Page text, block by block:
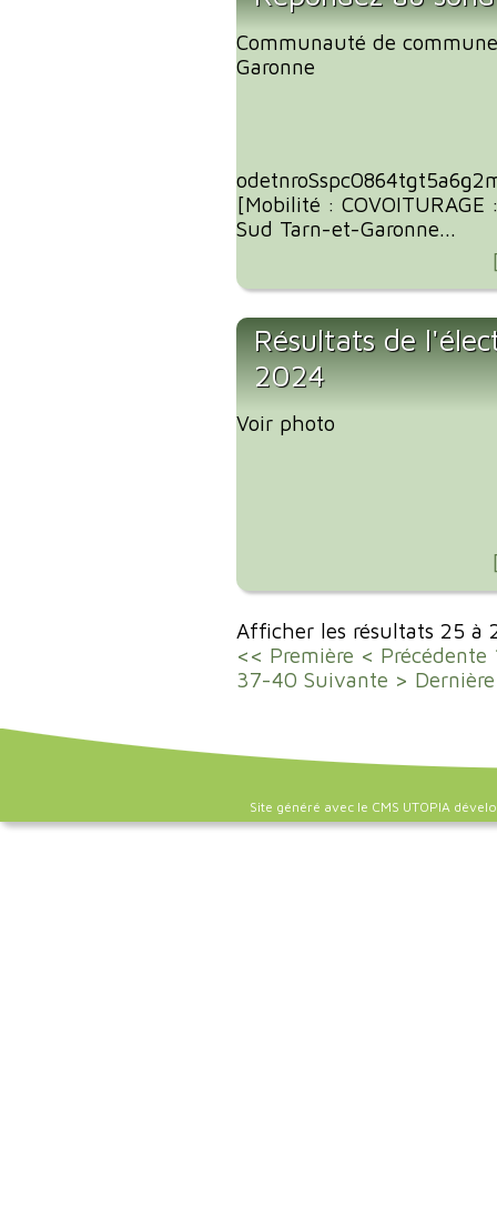
Communauté de
Garonne
[Mobilité : COVOITURAGE
Sud Tarn-et-Garonne...
Résultats de
2024
Voir photo
Afficher les résultats 25 à
<< Première < Précédente
37-40 Suivante >
Site généré avec le CMS UTOPIA